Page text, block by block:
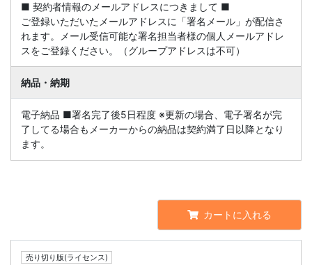
■ 契約者情報のメールアドレスにつきまして ■
ご登録いただいたメールアドレスに「署名メール」が配信さ
れます。メール受信可能な署名担当者様の個人メールアドレ
スをご登録ください。（グループアドレスは不可）
納品・納期
電子納品 ■署名完了後5日程度 ※更新の場合、電子署名が完
了してる場合もメーカーからの納品は契約満了日以降となり
ます。
カートに入れる
売り切り版(ライセンス)